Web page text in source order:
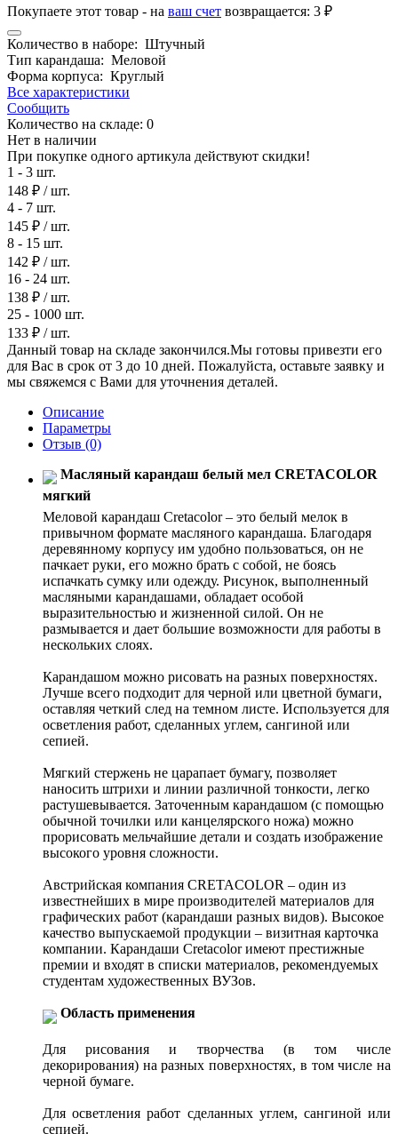
Покупаете этот товар - на ваш счет возвращается: 3 ₽
Количество в наборе: Штучный
Тип карандаша: Меловой
Форма корпуса: Круглый
Все характеристики
Сообщить
Количество на складе: 0
Нет в наличии
При покупке одного артикула действуют скидки!
1 - 3 шт.
148 ₽ / шт.
4 - 7 шт.
145 ₽ / шт.
8 - 15 шт.
142 ₽ / шт.
16 - 24 шт.
138 ₽ / шт.
25 - 1000 шт.
133 ₽ / шт.
Данный товар на складе закончился.Мы готовы привезти его
для Вас в срок от 3 до 10 дней. Пожалуйста, оставьте заявку и
мы свяжемся с Вами для уточнения деталей.
Описание
Параметры
Отзыв (0)
Масляный карандаш белый мел CRETACOLOR
мягкий
Меловой карандаш Cretacolor – это белый мелок в
привычном формате масляного карандаша. Благодаря
деревянному корпусу им удобно пользоваться, он не
пачкает руки, его можно брать с собой, не боясь
испачкать сумку или одежду. Рисунок, выполненный
масляными карандашами, обладает особой
выразительностью и жизненной силой. Он не
размывается и дает большие возможности для работы в
нескольких слоях.
Карандашом можно рисовать на разных поверхностях.
Лучше всего подходит для черной или цветной бумаги,
оставляя четкий след на темном листе. Используется для
осветления работ, сделанных углем, сангиной или
сепией.
Мягкий стержень не царапает бумагу, позволяет
наносить штрихи и линии различной тонкости, легко
растушевывается. Заточенным карандашом (с помощью
обычной точилки или канцелярского ножа) можно
прорисовать мельчайшие детали и создать изображение
высокого уровня сложности.
Австрийская компания CRETACOLOR – один из
известнейших в мире производителей материалов для
графических работ (карандаши разных видов). Высокое
качество выпускаемой продукции – визитная карточка
компании. Карандаши Cretacolor имеют престижные
премии и входят в списки материалов, рекомендуемых
студентам художественных ВУЗов.
Область применения
Для рисования и творчества (в том числе
декорирования) на разных поверхностях, в том числе на
черной бумаге.
Для осветления работ сделанных углем, сангиной или
сепией.